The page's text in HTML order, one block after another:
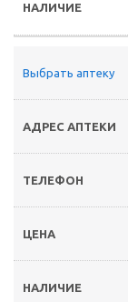
Выбрать аптеку